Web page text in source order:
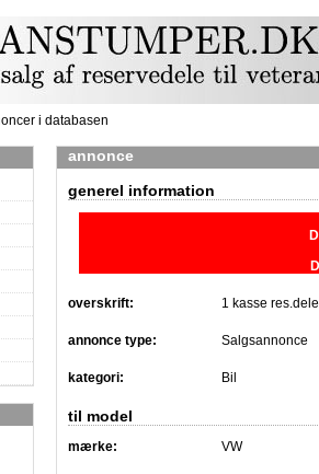
i databasen
annonce
generel information
overskrift: 1 kasse
annonce type: Salgsannonce
kategori: Bil
til model
mærke: VW